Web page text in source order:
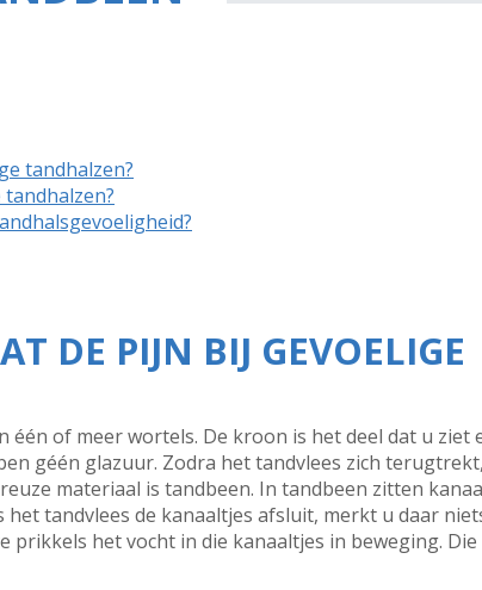
tandhalzen?
DE PIJN BIJ GEVOELIGE
of meer wortels. De kroon is het deel dat u ziet
géén glazuur. Zodra het tandvlees zich
materiaal is tandbeen. In tandbeen zitten
tandvlees de kanaaltjes afsluit, merkt u daar
prikkels het vocht in die kanaaltjes in beweging.